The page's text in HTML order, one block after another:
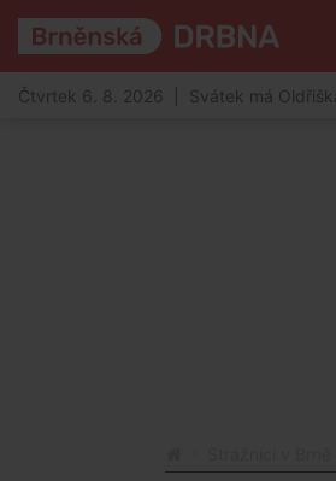
Čtvrtek 6. 8. 2026 | Svátek má